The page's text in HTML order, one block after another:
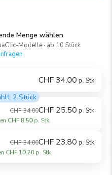
Menge wählen
Modelle · ab 10 Stück
CHF 34.00 p. Stk.
2 Stück
CHF 34.00CHF 25.50 p. Stk.
CHF 8.50p. Stk.
CHF 34.00CHF 23.80 p. Stk.
CHF 10.20 p. Stk.